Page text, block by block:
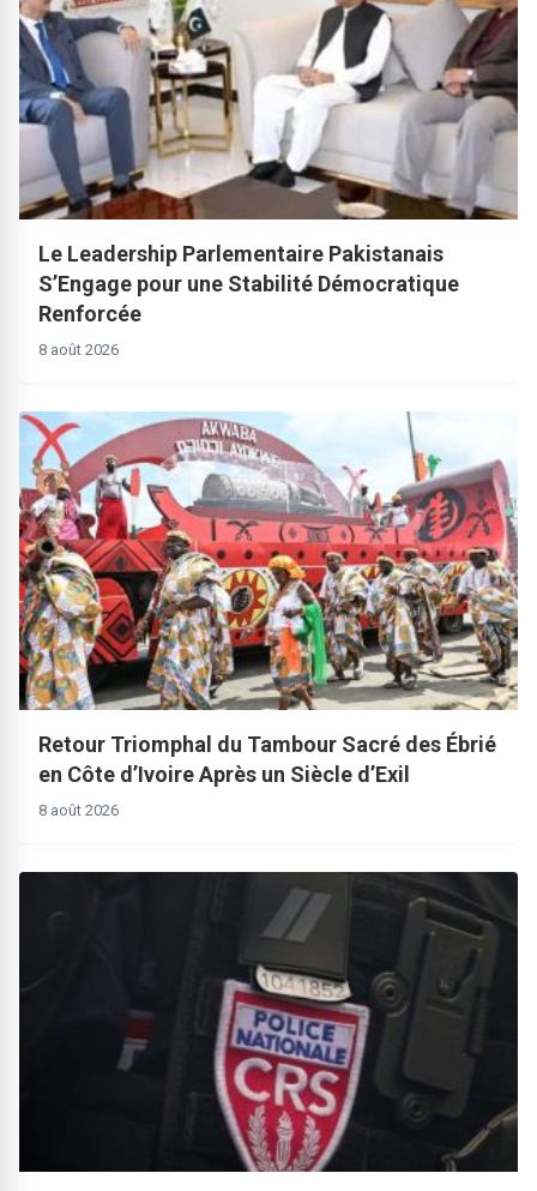
Le Leadership Parlementaire Pakistanais
S’Engage pour une Stabilité Démocratique
Renforcée
8 août 2026
Retour Triomphal du Tambour Sacré des Ébrié
en Côte d’Ivoire Après un Siècle d’Exil
8 août 2026